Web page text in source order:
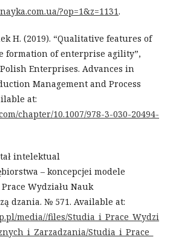
?op=1&z=1131.
H. (2019). “Qualitative features of
formation of enterprise agility”,
Enterprises. Advances in
Management and Process
at:
chapter/10.1007/978-3-030-20494-
intelektual
– koncepcjei modele
Wydziału Nauk
dzania. № 571. Available at:
media//files/Studia_i_Prace_Wydzi
Studia_i_Prace_